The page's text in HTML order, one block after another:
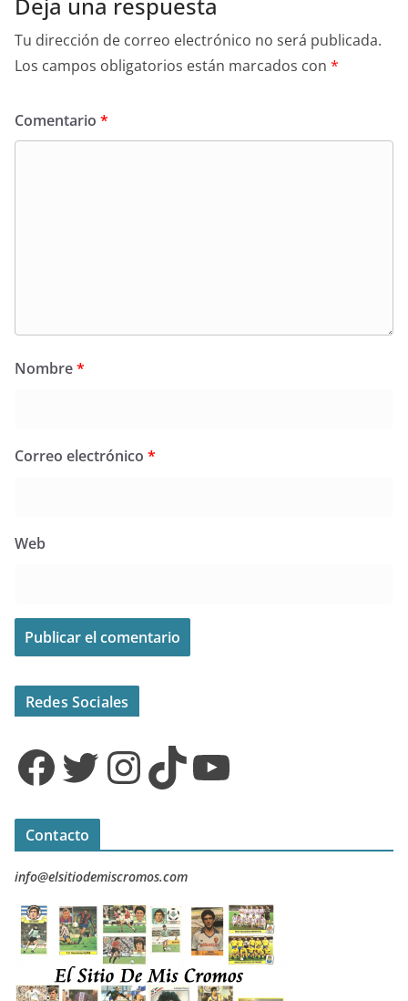
Deja una respuesta
Tu dirección de correo electrónico no será publicada.
Los campos obligatorios están marcados con *
Comentario *
Nombre*
Correo electrónico *
Web
Redes Sociales
Facebook Twitter InstagramTikTok YouTube
Contacto
info@elsitiodemiscromos.com